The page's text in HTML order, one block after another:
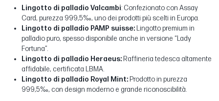
Lingotto di palladio Valcambi: Confezionato con Assay
Card, purezza 999,5‰, uno dei prodotti più scelti in Europa.
Lingotto di palladio PAMP suisse: Lingotto premium in
palladio puro, spesso disponibile anche in versione “Lady
Fortuna”.
Lingotto di palladio Heraeus: Raffineria tedesca altamente
affidabile, certificata LBMA.
Lingotto di palladio Royal Mint: Prodotto in purezza
999,5‰, con design moderno e grande riconoscibilità.